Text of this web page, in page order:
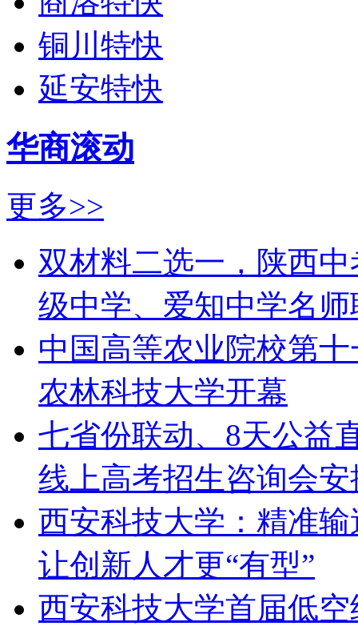
铜川特快
延安特快
华商滚动
更多>>
双材料二选一，陕西
级中学、爱知中学名
中国高等农业院校第
农林科技大学开幕
七省份联动、8天公益
线上高考招生咨询会
西安科技大学：精准
让创新人才更“有型”
西安科技大学首届低